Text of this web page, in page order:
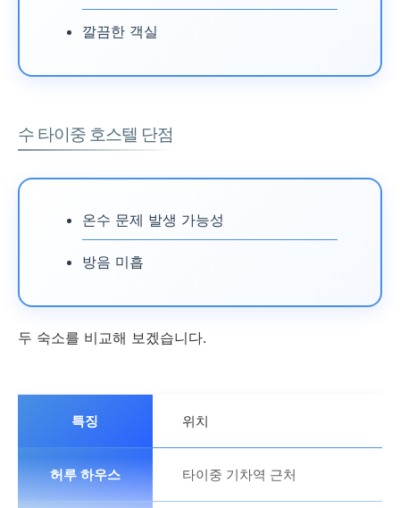
깔끔한 객실
수 타이중 호스텔 단점
온수 문제 발생 가능성
방음 미흡
두 숙소를 비교해 보겠습니다.
위치
타이중 기차역 근처